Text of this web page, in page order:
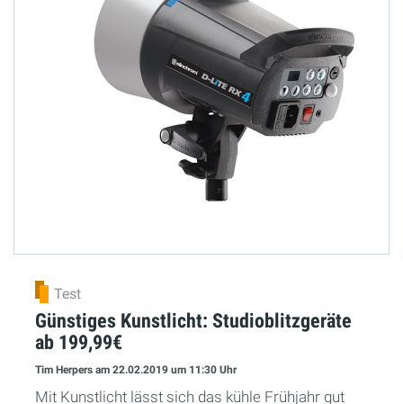
Test
Günstiges Kunstlicht: Studioblitzgeräte
ab 199,99€
Tim Herpers am 22.02.2019 um 11:30 Uhr
Mit Kunstlicht lässt sich das kühle Frühjahr gut